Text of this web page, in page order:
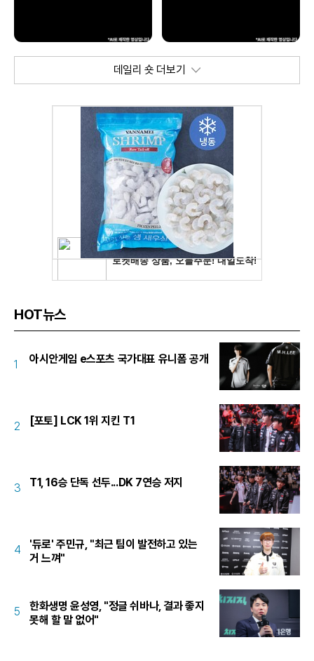
데일리 숏 더보기
HOT뉴스
1 아시안게임 e스포츠 국가대표 유니폼 공개
2 [포토] LCK 1위 지킨 T1
3 T1, 16승 단독 선두...DK 7연승 저지
4
'듀로' 주민규, "최근 팀이 발전하고 있는
거 느껴"
5
한화생명 윤성영, "정글 쉬바나, 결과 좋지
못해 할 말 없어"